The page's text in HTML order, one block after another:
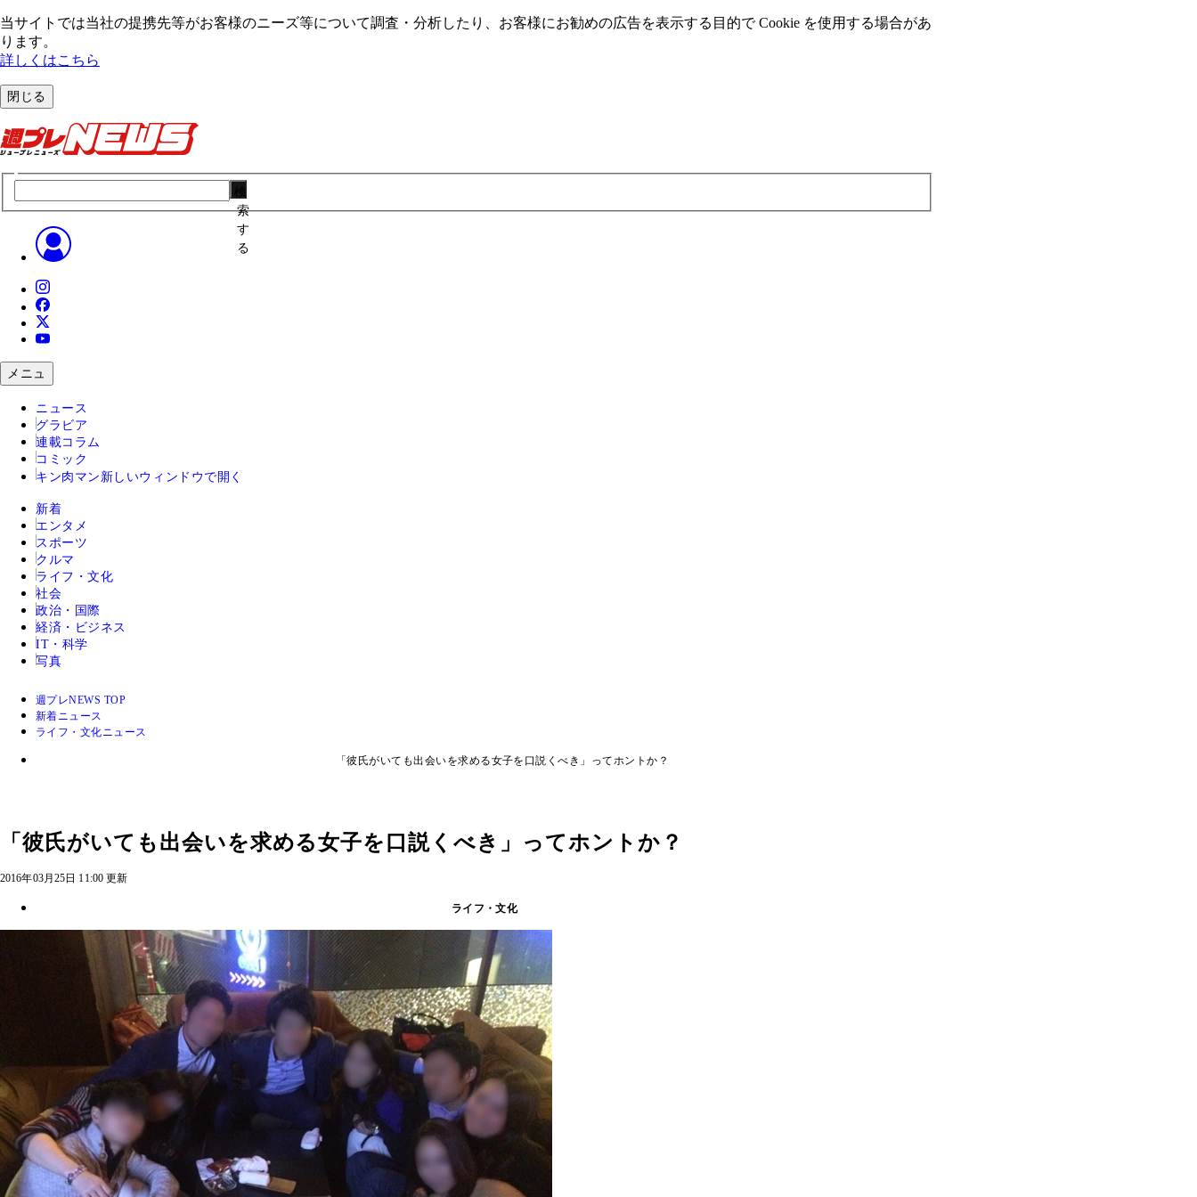
当サイトでは当社の提携先等がお客様のニーズ等について調査・分析したり、お客様にお勧めの広告を表⽰する⽬的で Cookie を使⽤する場合があ
ります。
詳しくはこちら
閉じる
索
す
る
メニュ
ニュース
グラビア
連載コラム
コミック
キン肉マン 新しいウィンドウで開く
新着
エンタメ
スポーツ
クルマ
ライフ・文化
社会
政治・国際
経済・ビジネス
IT・科学
写真
週プレNEWS TOP
新着ニュース
ライフ・文化ニュース
「彼氏がいても出会いを求める女子を口説くべき」ってホントか？
「彼氏がいても出会いを求める女子を口説くべき」ってホントか？
2016年03月25日 11:00 更新
ライフ・文化